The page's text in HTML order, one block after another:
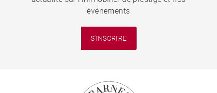
événements
S'INSCRIRE